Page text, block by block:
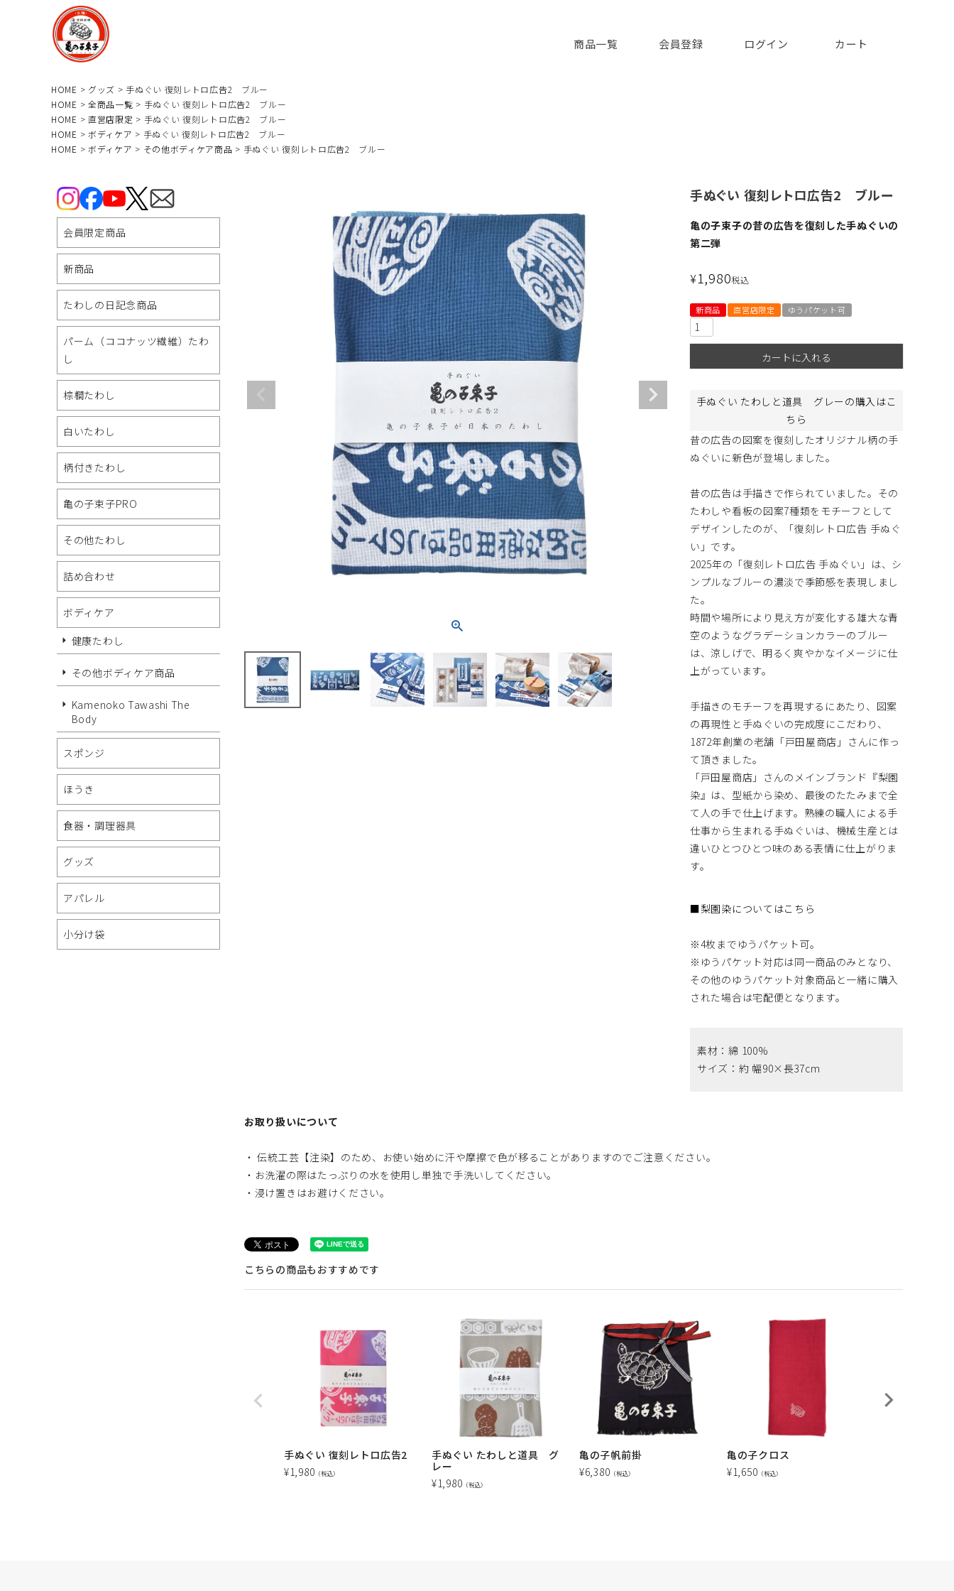
商品一覧 会員登録 ログイン カート
HOME グッズ
手ぬぐい 復刻レトロ広告2 ブルー
HOME
全商品一覧
手ぬぐい 復刻レトロ広告2 ブルー
HOME
直営店限定
手ぬぐい 復刻レトロ広告2 ブルー
HOME
ボディケア
手ぬぐい 復刻レトロ広告2 ブルー
HOME
ボディケア その他ボディケア商品 手ぬぐい 復刻レトロ広告2 ブルー
会員限定商品
新商品
たわしの日記念商品
パーム（ココナッツ繊維）たわ
し
棕櫚たわし
白いたわし
柄付きたわし
亀の子束子PRO
その他たわし
詰め合わせ
ボディケア
健康たわし
その他ボディケア商品
Kamenoko Tawashi The
Body
スポンジ
ほうき
食器・調理器具
グッズ
アパレル
小分け袋
手ぬぐい 復刻レトロ広告2 ブルー
亀の子束子の昔の広告を復刻した手ぬぐいの
第二弾
¥1,980税込
新商品 直営店限定 ゆうパケット可
カートに入れる
手ぬぐい たわしと道具 グレーの購入はこ
ちら
昔の広告の図案を復刻したオリジナル柄の手
ぬぐいに新色が登場しました。
昔の広告は手描きで作られていました。その
たわしや看板の図案7種類をモチーフとして
デザインしたのが、「復刻レトロ広告 手ぬぐ
い」です。
2025年の「復刻レトロ広告 手ぬぐい」は、シ
ンプルなブルーの濃淡で季節感を表現しまし
た。
時間や場所により見え方が変化する雄大な青
空のようなグラデーションカラーのブルー
は、涼しげで、明るく爽やかなイメージに仕
上がっています。
手描きのモチーフを再現するにあたり、図案
の再現性と手ぬぐいの完成度にこだわり、
1872年創業の老舗「戸田屋商店」さんに作っ
て頂きました。
「戸田屋商店」さんのメインブランド『梨園
染』は、型紙から染め、最後のたたみまで全
て人の手で仕上げます。熟練の職人による手
仕事から生まれる手ぬぐいは、機械生産とは
違いひとつひとつ味のある表情に仕上がりま
す。
■梨園染についてはこちら
※4枚までゆうパケット可。
※ゆうパケット対応は同一商品のみとなり、
その他のゆうパケット対象商品と一緒に購入
された場合は宅配便となります。
素材：綿 100%
サイズ：約 幅90×長37cm
お取り扱いについて
・ 伝統工芸【注染】のため、お使い始めに汗や摩擦で色が移ることがありますのでご注意ください。
・お洗濯の際はたっぷりの水を使用し単独で手洗いしてください。
・浸け置きはお避けください。
こちらの商品もおすすめです
手ぬぐい 復刻レトロ広告2
¥1,980 （税込）
手ぬぐい たわしと道具 グ
レー
¥1,980 （税込）
亀の子帆前掛
¥6,380 （税込）
亀の子クロス
¥1,650 （税込）